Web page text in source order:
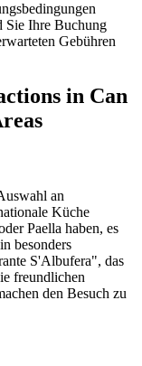
Sie Ihre Buchung
Gebühren
in Can
an
Küche
Paella haben, es
besonders
S'Albufera", das
freundlichen
den Besuch zu